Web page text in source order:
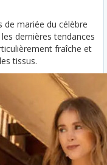
de mariée du célèbre
dernières tendances
fraîche et
tissus.